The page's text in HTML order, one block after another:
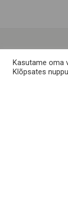
Kasutame oma
Klõpsates